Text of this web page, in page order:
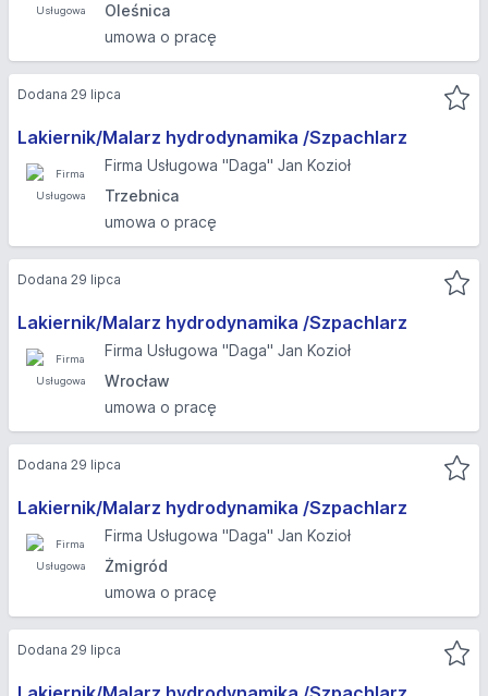
Oleśnica
umowa o pracę
Lakiernik/Malarz hydrodynamika /Szpachlarz
Firma Usługowa "Daga" Jan Kozioł
Trzebnica
umowa o pracę
Dodana 29 lipca
Lakiernik/Malarz hydrodynamika /Szpachlarz
Firma Usługowa "Daga" Jan Kozioł
Wrocław
umowa o pracę
Dodana 29 lipca
Lakiernik/Malarz hydrodynamika /Szpachlarz
Firma Usługowa "Daga" Jan Kozioł
Żmigród
umowa o pracę
Dodana 29 lipca
Dodana 29 lipca